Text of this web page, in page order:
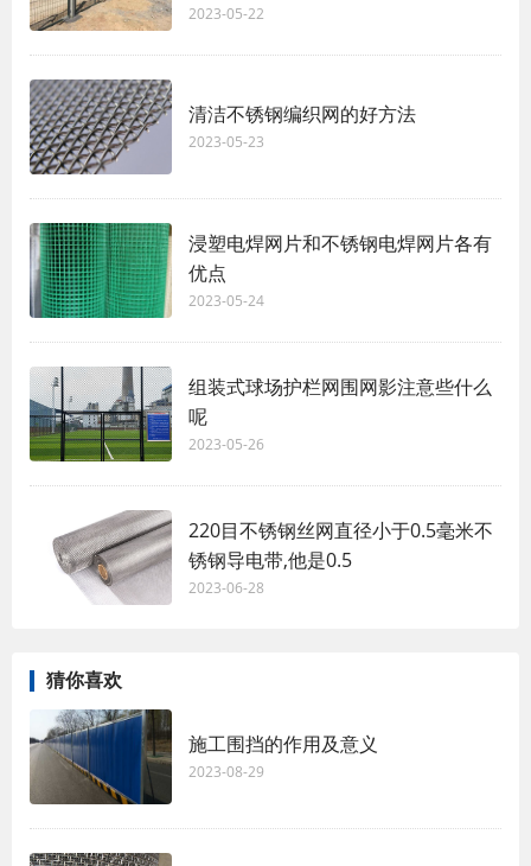
2023-05-22
清洁不锈钢编织网的好方法
2023-05-23
浸塑电焊网片和不锈钢电焊网片各有
优点
2023-05-24
组装式球场护栏网围网影注意些什么
呢
2023-05-26
220目不锈钢丝网直径小于0.5毫米不
锈钢导电带,他是0.5
2023-06-28
猜你喜欢
施工围挡的作用及意义
2023-08-29